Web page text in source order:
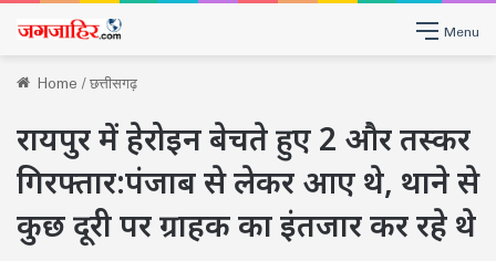
Menu
Home/छत्तीसगढ़
रायपुर में हेरोइन बेचते हुए 2 और तस्कर
गिरफ्तार:पंजाब से लेकर आए थे, थाने से
कुछ दूरी पर ग्राहक का इंतजार कर रहे थे